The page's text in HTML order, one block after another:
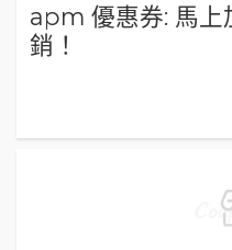
apm 優惠券: 馬
銷！